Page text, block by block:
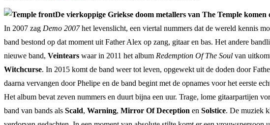
De vierkoppige Griekse doom metallers van The Temple
In 2007 zag Demo 2007het levenslicht, een viertal nummers dat de wereld kennis
band bestond op dat moment uit Father Alex op zang, gitaar en bas. Het andere
nieuwe band, Veintears waar in 2011 het album Redemption Of The Soul van
Witchcurse. In 2015 komt de band weer tot leven, opgewekt uit de doden door
daarna vervangen door Phelipe en de band begint met de opnames voor het eerste
Het album bevat zeven nummers en duurt bijna een uur. Trage, lome gitaarpartijen
band van bands als Scald, Warning, Mirror Of Deception en Solstice. De muziek